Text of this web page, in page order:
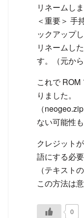
リネームしま
＜重要＞ 手
ックアップ
リネームし
す。（元か
これで
りました。
（
ない可能性
クレジット
語にする必
（テキスト
この方法は
0